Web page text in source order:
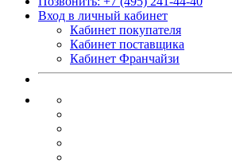
Вход в личный кабинет
Кабинет покупателя
Кабинет поставщика
Кабинет Франчайзи